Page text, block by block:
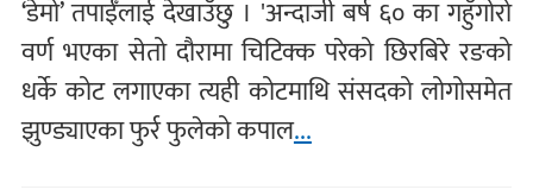
‘डेमो’ तपाईँलाई देखाउँछु । 'अन्दाजी बर्ष ६० का गहुँगोरो
वर्ण भएका सेतो दौरामा चिटिक्क परेको छिरबिरे रङको
धर्के कोट लगाएका त्यही कोटमाथि संसदको लोगोसमेत
झुण्ड्याएका फुर्र फुलेको कपाल...